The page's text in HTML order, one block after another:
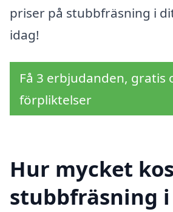
priser på stubbfräsning i
idag!
Få 3 erbjudanden, gratis
förpliktelser
Hur mycket
stubbfräsning i